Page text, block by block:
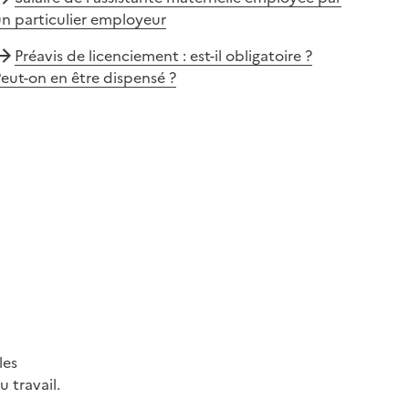
particulier employeur
Préavis de licenciement : est-il obligatoire ?
on en être dispensé ?
travail.